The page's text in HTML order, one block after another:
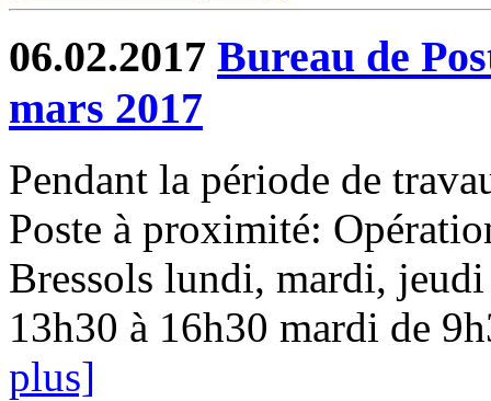
06.02.2017 Bureau de
mars 2017
Pendant la période de
Poste à proximité:
Bressols lundi, mardi,
13h30 à 16h30 mardi de
plus]